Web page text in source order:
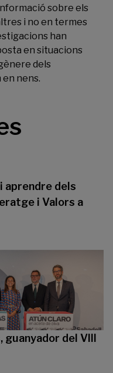
sobre els
i no en termes
han
en situacions
dels
nens.
aprendre dels
i Valors a
del VIII